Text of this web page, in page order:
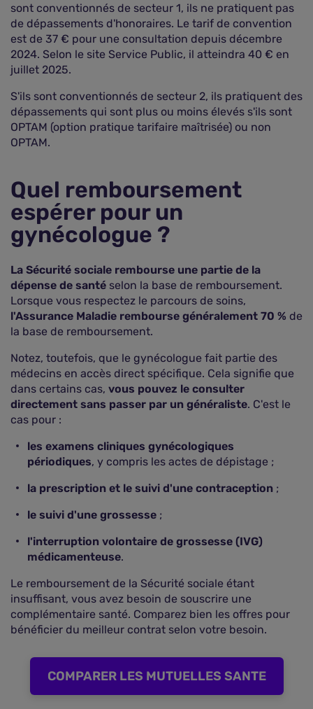
sont conventionnés de secteur 1, ils ne pratiquent pas
de dépassements d'honoraires. Le tarif de convention
est de 37 € pour une consultation depuis décembre
2024. Selon le site Service Public, il atteindra 40 € en
juillet 2025.
S'ils sont conventionnés de secteur 2, ils pratiquent des
dépassements qui sont plus ou moins élevés s'ils sont
OPTAM (option pratique tarifaire maîtrisée) ou non
OPTAM.
Quel remboursement
espérer pour un
gynécologue ?
La Sécurité sociale rembourse une partie de la
dépense de santé selon la base de remboursement.
Lorsque vous respectez le parcours de soins,
l'Assurance Maladie rembourse généralement 70 % de
la base de remboursement.
Notez, toutefois, que le gynécologue fait partie des
médecins en accès direct spécifique. Cela signifie que
dans certains cas, vous pouvez le consulter
directement sans passer par un généraliste. C'est le
cas pour :
les examens cliniques gynécologiques
périodiques, y compris les actes de dépistage ;
la prescription et le suivi d'une contraception ;
le suivi d'une grossesse ;
l'interruption volontaire de grossesse (IVG)
médicamenteuse.
Le remboursement de la Sécurité sociale étant
insuffisant, vous avez besoin de souscrire une
complémentaire santé. Comparez bien les offres pour
bénéficier du meilleur contrat selon votre besoin.
COMPARER LES MUTUELLES SANTE